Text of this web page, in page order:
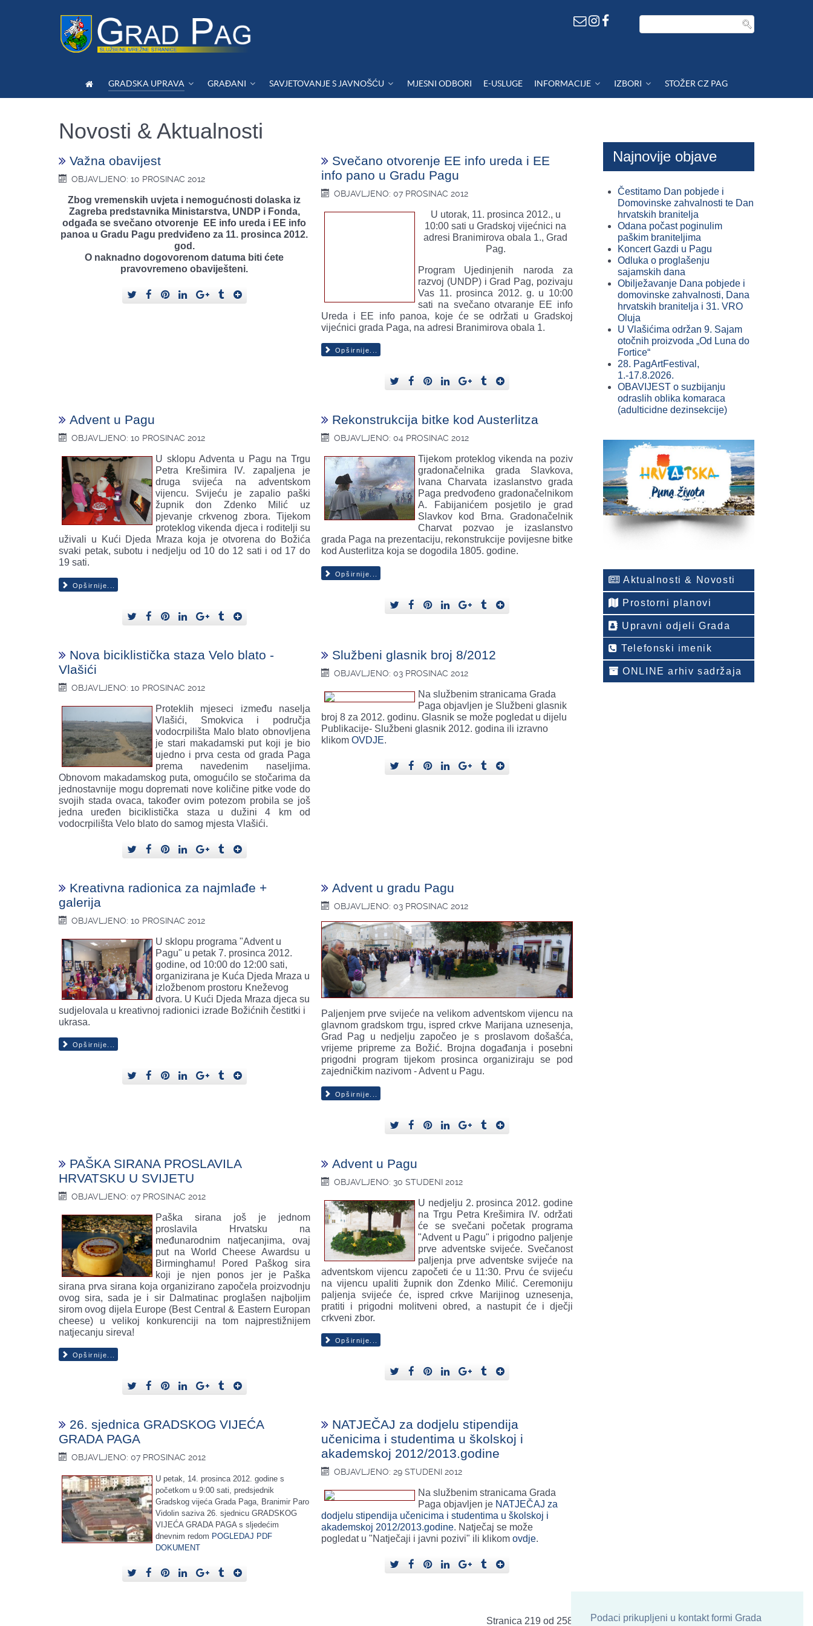
Podaci prikupljeni u kontakt formi Grada
GRADSKA UPRAVA GRAĐANI SAVJETOVANJE S JAVNOŠĆU MJESNI ODBORI E-USLUGE INFORMACIJE IZBORI STOŽER CZ PAG
Novosti & Aktualnosti
Važna obavijest
OBJAVLJENO: 10 PROSINAC 2012
Zbog vremenskih uvjeta i nemogućnosti dolaska iz
Zagreba predstavnika Ministarstva, UNDP i Fonda,
odgađa se svečano otvorenje EE info ureda i EE info
panoa u Gradu Pagu predviđeno za 11. prosinca 2012.
god.
O naknadno dogovorenom datuma biti ćete
pravovremeno obaviješteni.
Svečano otvorenje EE info ureda i EE
info pano u Gradu Pagu
OBJAVLJENO: 07 PROSINAC 2012
U utorak, 11. prosinca 2012., u
10:00 sati u Gradskoj vijećnici na
adresi Branimirova obala 1., Grad
Pag.
Program Ujedinjenih naroda za
razvoj (UNDP) i Grad Pag, pozivaju
Vas 11. prosinca 2012. g. u 10:00
sati na svečano otvaranje EE info
Ureda i EE info panoa, koje će se održati u Gradskoj
vijećnici grada Paga, na adresi Branimirova obala 1.
Opširnije...
Advent u Pagu
OBJAVLJENO: 10 PROSINAC 2012
U sklopu Adventa u Pagu na Trgu
Petra Krešimira IV. zapaljena je
druga svijeća na adventskom
vijencu. Svijeću je zapalio paški
župnik don Zdenko Milić uz
pjevanje crkvenog zbora. Tijekom
proteklog vikenda djeca i roditelji su
uživali u Kući Djeda Mraza koja je otvorena do Božića
svaki petak, subotu i nedjelju od 10 do 12 sati i od 17 do
19 sati.
Opširnije...
Rekonstrukcija bitke kod Austerlitza
OBJAVLJENO: 04 PROSINAC 2012
Tijekom proteklog vikenda na poziv
gradonačelnika grada Slavkova,
Ivana Charvata izaslanstvo grada
Paga predvođeno gradonačelnikom
A. Fabijanićem posjetilo je grad
Slavkov kod Brna. Gradonačelnik
Charvat pozvao je izaslanstvo
grada Paga na prezentaciju, rekonstrukcije povijesne bitke
kod Austerlitza koja se dogodila 1805. godine.
Opširnije...
Nova biciklistička staza Velo blato -
Vlašići
OBJAVLJENO: 10 PROSINAC 2012
Proteklih mjeseci između naselja
Vlašići, Smokvica i područja
vodocrpilišta Malo blato obnovljena
je stari makadamski put koji je bio
ujedno i prva cesta od grada Paga
prema navedenim naseljima.
Obnovom makadamskog puta, omogućilo se stočarima da
jednostavnije mogu dopremati nove količine pitke vode do
svojih stada ovaca, također ovim potezom probila se još
jedna uređen biciklistička staza u dužini 4 km od
vodocrpilišta Velo blato do samog mjesta Vlašići.
Službeni glasnik broj 8/2012
OBJAVLJENO: 03 PROSINAC 2012
Na službenim stranicama Grada
Paga objavljen je Službeni glasnik
broj 8 za 2012. godinu. Glasnik se može pogledat u dijelu
Publikacije- Službeni glasnik 2012. godina ili izravno
klikomOVDJE.
Kreativna radionica za najmlađe +
galerija
OBJAVLJENO: 10 PROSINAC 2012
U sklopu programa "Advent u
Pagu" u petak 7. prosinca 2012.
godine, od 10:00 do 12:00 sati,
organizirana je Kuća Djeda Mraza u
izložbenom prostoru Kneževog
dvora. U Kući Djeda Mraza djeca su
sudjelovala u kreativnoj radionici izrade Božićnih čestitki i
ukrasa.
Opširnije...
Advent u gradu Pagu
OBJAVLJENO: 03 PROSINAC 2012
Paljenjem prve svijeće na velikom adventskom vijencu na
glavnom gradskom trgu, ispred crkve Marijana uznesenja,
Grad Pag u nedjelju započeo je s proslavom došašća,
vrijeme pripreme za Božić. Brojna događanja i posebni
prigodni program tijekom prosinca organiziraju se pod
zajedničkim nazivom - Advent u Pagu.
Opširnije...
PAŠKA SIRANA PROSLAVILA
HRVATSKU U SVIJETU
OBJAVLJENO: 07 PROSINAC 2012
Paška sirana još je jednom
proslavila Hrvatsku na
međunarodnim natjecanjima, ovaj
put na World Cheese Awardsu u
Birminghamu! Pored Paškog sira
koji je njen ponos jer je Paška
sirana prva sirana koja organizirano započela proizvodnju
ovog sira, sada je i sir Dalmatinac proglašen najboljim
sirom ovog dijela Europe (Best Central & Eastern Europan
cheese) u velikoj konkurenciji na tom najprestižnijem
natjecanju sireva!
Opširnije...
Advent u Pagu
OBJAVLJENO: 30 STUDENI 2012
U nedjelju 2. prosinca 2012. godine
na Trgu Petra Krešimira IV. održati
će se svečani početak programa
"Advent u Pagu" i prigodno paljenje
prve adventske svijeće. Svečanost
paljenja prve adventske svijeće na
adventskom vijencu započeti će u 11:30. Prvu će svijeću
na vijencu upaliti župnik don Zdenko Milić. Ceremoniju
paljenja svijeće će, ispred crkve Marijinog uznesenja,
pratiti i prigodni molitveni obred, a nastupit će i dječji
crkveni zbor.
Opširnije...
26. sjednica GRADSKOG VIJEĆA
GRADA PAGA
OBJAVLJENO: 07 PROSINAC 2012
U petak, 14. prosinca 2012. godine s
početkom u 9:00 sati, predsjednik
Gradskog vijeća Grada Paga, Branimir Paro
Vidolin saziva 26. sjednicu GRADSKOG
VIJEĆA GRADA PAGA s sljedećim
dnevnim redom POGLEDAJ PDF
DOKUMENT
NATJEČAJ za dodjelu stipendija
učenicima i studentima u školskoj i
akademskoj 2012/2013.godine
OBJAVLJENO: 29 STUDENI 2012
Na službenim stranicama Grada
Paga objavljen je NATJEČAJ za
dodjelu stipendija učenicima i studentima u školskoj i
akademskoj 2012/2013.godine. Natječaj se može
pogledat u "Natječaji i javni pozivi" ili klikomovdje.
Stranica 219 od 258
Najnovije objave
Čestitamo Dan pobjede i
Domovinske zahvalnosti te Dan
hrvatskih branitelja
Odana počast poginulim
paškim braniteljima
Koncert Gazdi u Pagu
Odluka o proglašenju
sajamskih dana
Obilježavanje Dana pobjede i
domovinske zahvalnosti, Dana
hrvatskih branitelja i 31. VRO
Oluja
U Vlašićima održan 9. Sajam
otočnih proizvoda „Od Luna do
Fortice“
28. PagArtFestival,
1.-17.8.2026.
OBAVIJEST o suzbijanju
odraslih oblika komaraca
(adulticidne dezinsekcije)
Aktualnosti & Novosti
Prostorni planovi
Upravni odjeli Grada
Telefonski imenik
ONLINE arhiv sadržaja